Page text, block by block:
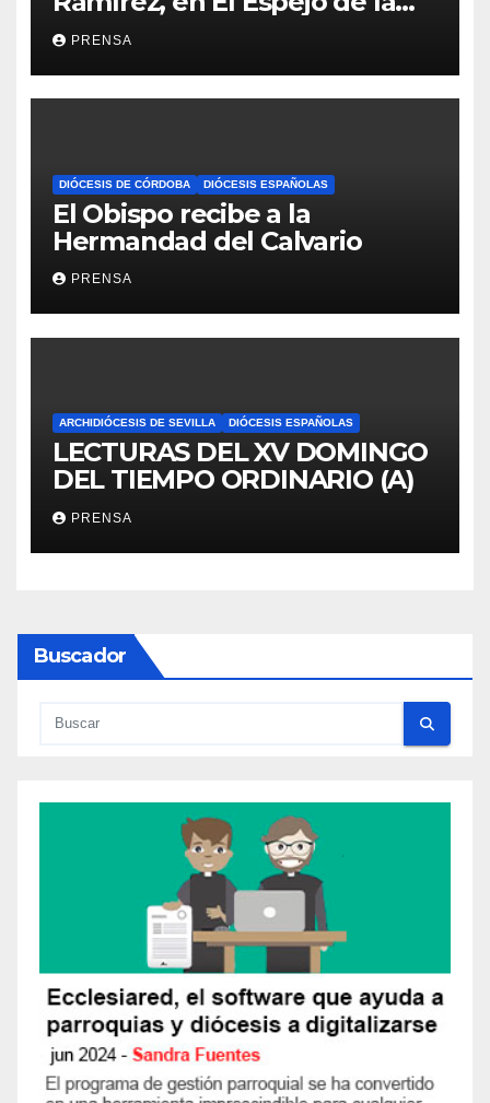
Iglesia
PRENSA
DIÓCESIS DE CÓRDOBA DIÓCESIS ESPAÑOLAS
El Obispo recibe a la
Hermandad del Calvario
PRENSA
ARCHIDIÓCESIS DE SEVILLA DIÓCESIS ESPAÑOLAS
LECTURAS DEL XV DOMINGO
DEL TIEMPO ORDINARIO (A)
PRENSA
Buscador